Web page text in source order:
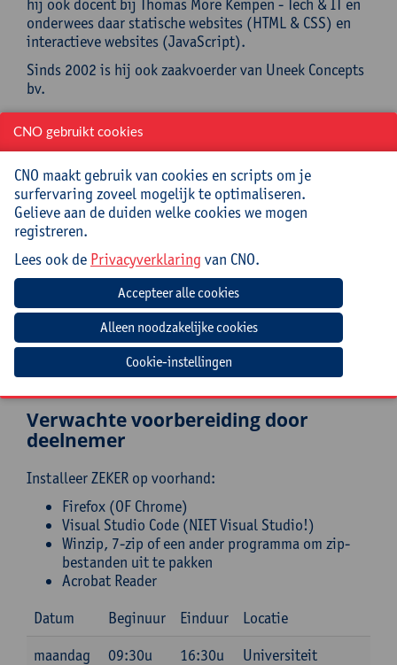
hij ook docent bij Thomas More Kempen - Tech & IT en
onderwees daar statische websites (HTML & CSS) en
interactieve websites (JavaScript).
Sinds 2002 is hij ook zaakvoerder van Uneek Concepts
bv.
Praktisch
26/INF/036A
Cursusmateriaal en broodjeslunch inbegrepen.
Jouw bijdrage: 138 EUR.
Inlichtingen bij: Miet Oost, 03 265 29 79,
miet.oost@uantwerpen.be
Mee te brengen door cursist
Opgeladen laptop (Windows/MacOS)
Verwachte voorbereiding door
deelnemer
Installeer ZEKER op voorhand:
Firefox (OF Chrome)
Visual Studio Code (NIET Visual Studio!)
Winzip, 7-zip of een ander programma om zip-
bestanden uit te pakken
Acrobat Reader
Datum
Beginuur Einduur
Locatie
maandag
09:30u 16:30u
Universiteit
CNO gebruikt cookies
CNO maakt gebruik van cookies en scripts om je
surfervaring zoveel mogelijk te optimaliseren.
Gelieve aan de duiden welke cookies we mogen
registreren.
Lees ook de Privacyverklaring van CNO.
Cookie-instellingen